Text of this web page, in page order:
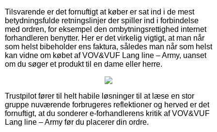
Tilsvarende er det fornuftigt at køber er sat ind i de mest
betydningsfulde retningslinjer der spiller ind i forbindelse
med ordren, for eksempel den ombytningsrettighed internet
forhandleren benytter. Her er det virkelig vigtigt, at man når
som helst bibeholder ens faktura, således man når som helst
kan vidne om købet af VOV&VUF Lang line – Army, uanset
om du søger et produkt til en dame eller herre.
Trustpilot fører til helt habile løsninger til at læse en stor
gruppe nuværende forbrugeres reflektioner og herved er det
fornuftigt, at du sonderer e-forhandlerens kritik af VOV&VUF
Lang line – Army før du placerer din ordre.